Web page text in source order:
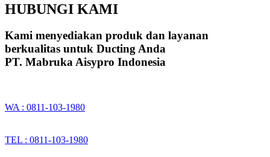
HUBUNGI KAMI
Kami menyediakan produk dan layanan
berkualitas untuk Ducting Anda
PT. Mabruka Aisypro Indonesia
WA : 0811-103-1980
TEL : 0811-103-1980